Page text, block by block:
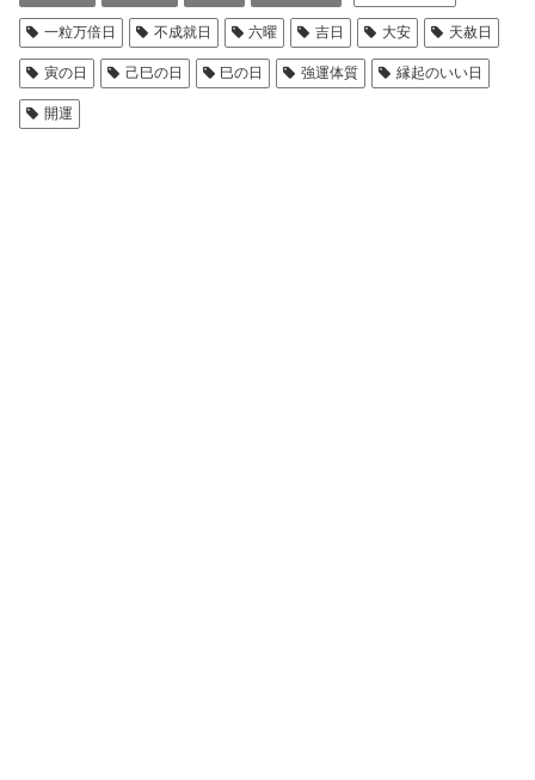
一粒万倍日 不成就日 六曜 吉日 大安 天赦日
寅の日 己巳の日 巳の日 強運体質 縁起のいい日
開運